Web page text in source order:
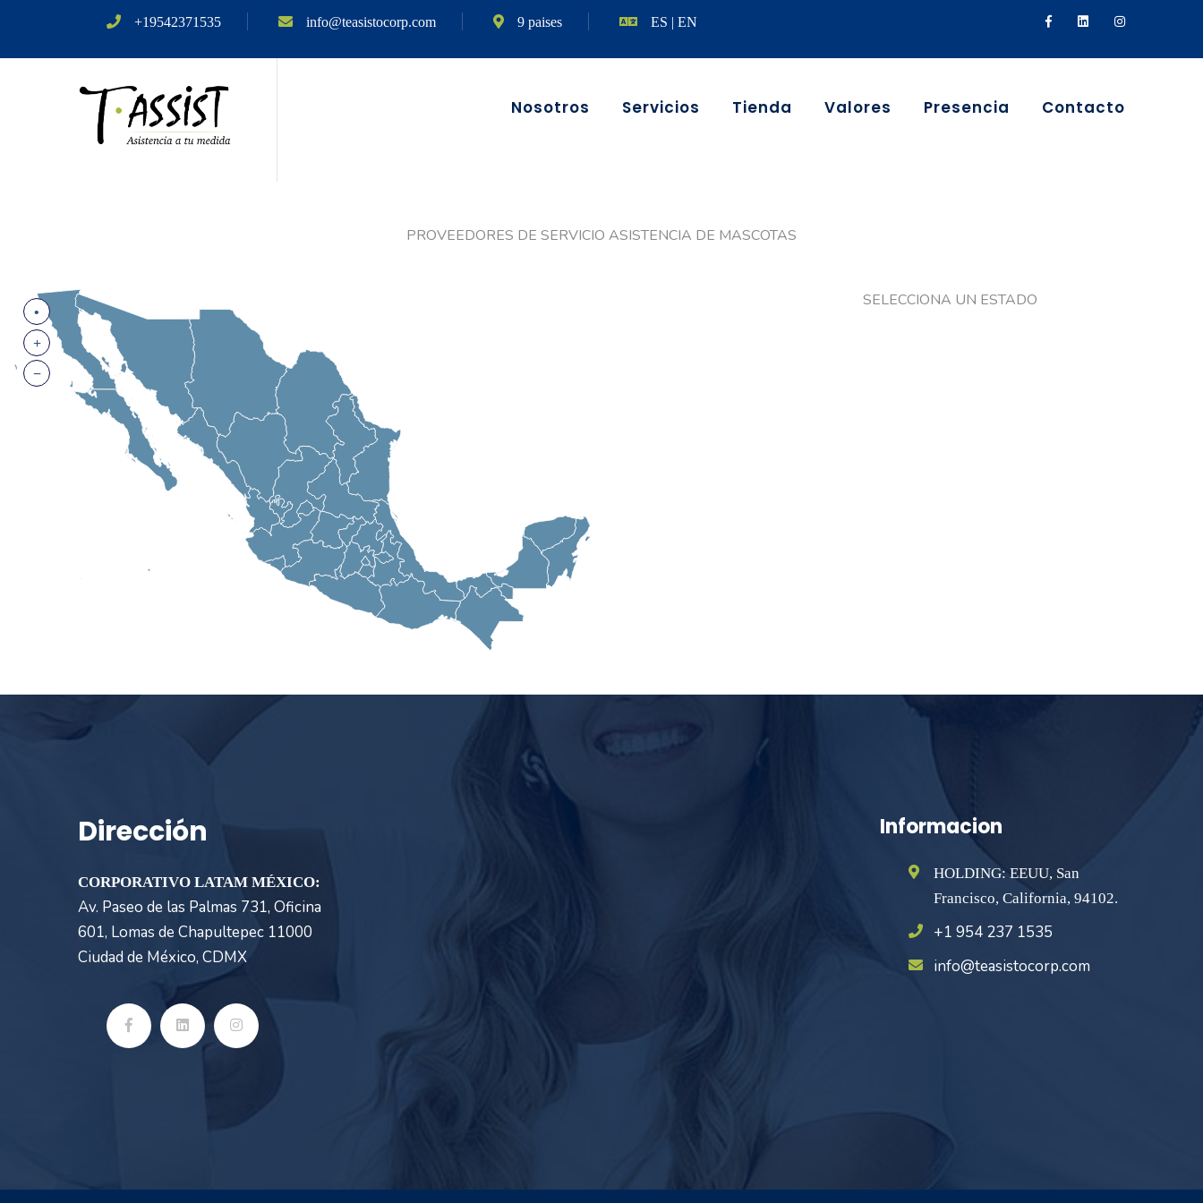
+19542371535 info@teasistocorp.com 9 paises ES | EN
Nosotros Servicios Tienda Valores Presencia Contacto
PROVEEDORES DE SERVICIO ASISTENCIA DE MASCOTAS
•
+
−
SELECCIONA UN ESTADO
Dirección
CORPORATIVO LATAM MÉXICO:
Av. Paseo de las Palmas 731, Oficina
601, Lomas de Chapultepec 11000
Ciudad de México, CDMX
Informacion
HOLDING: EEUU, San
Francisco, California, 94102.
+1 954 237 1535
info@teasistocorp.com